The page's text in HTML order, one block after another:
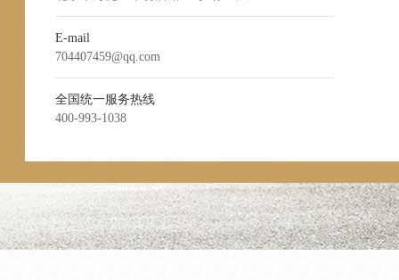
E-mail
704407459@qq.com
全国统一服务热线
400-993-1038